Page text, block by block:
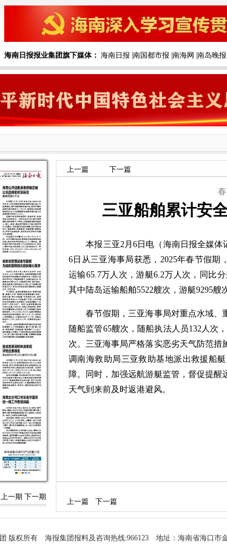
海南日报报业集团旗下媒体： 海南日报 南国都市报 南海网 南岛晚报
上一期 下一期
上一篇 下一篇
三亚船舶累计安
本报三亚2月6日电（海南日报全媒体
6日从三亚海事局获悉，2025年春节假期
运输65.7万人次，游艇6.2万人次，同比
其中陆岛运输船舶5522艘次，游艇9295艘
春节假期，三亚海事局对重点水域、
随船监管65艘次，随船执法人员132人次
次。三亚海事局严格落实恶劣天气防范
调南海救助局三亚救助基地派出救援船
障。同时，加强远航游艇监管，督促提
天气到来前及时返港避风。
上一篇 下一篇